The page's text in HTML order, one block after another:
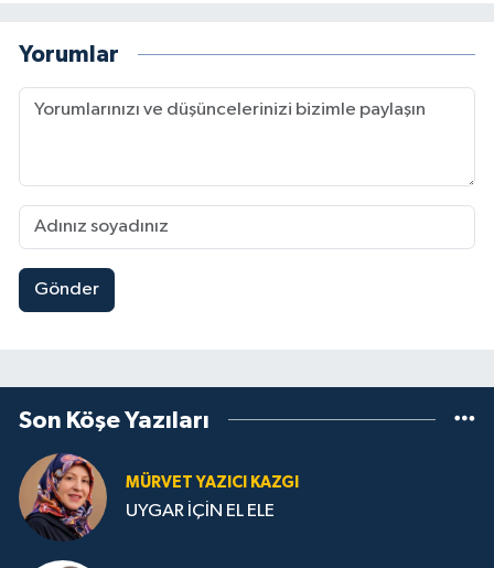
Yorumlar
Gönder
Son Köşe Yazıları
MÜRVET YAZICI KAZGI
UYGAR İÇİN EL ELE